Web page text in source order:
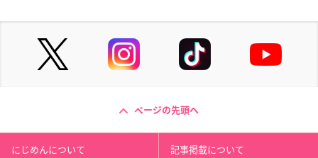
ページの先頭へ
にじめんについて 記事掲載について